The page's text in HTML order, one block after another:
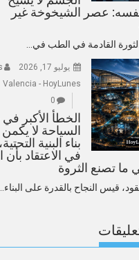
عصر الشيخوخة غير
القادمة في الطب في...
يوليو 17, 2026
Valencia - HoyLunes
0
الخطأ الأكبر
السياحة لا
بناء البنية
في الاعتقاد بأن
ما تصنع الثروة
قيس النجاح بالقدرة على البناء....